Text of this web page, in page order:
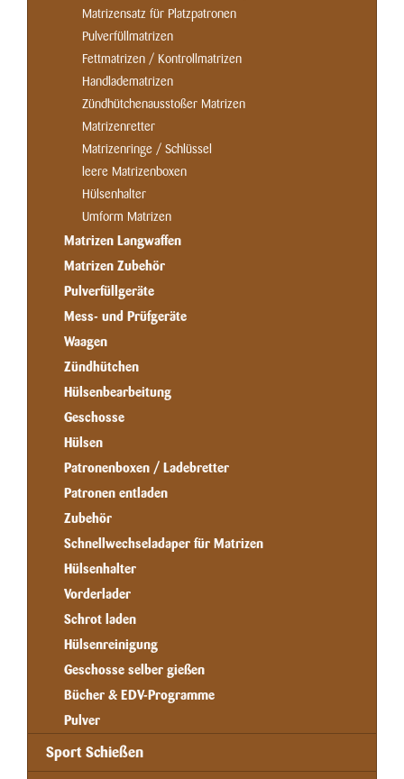
Matrizensatz für Platzpatronen
Pulverfüllmatrizen
Fettmatrizen / Kontrollmatrizen
Handladematrizen
Zündhütchenausstoßer Matrizen
Matrizenretter
Matrizenringe / Schlüssel
leere Matrizenboxen
Hülsenhalter
Umform Matrizen
Matrizen Langwaffen
Matrizen Zubehör
Pulverfüllgeräte
Mess- und Prüfgeräte
Waagen
Zündhütchen
Hülsenbearbeitung
Geschosse
Hülsen
Patronenboxen / Ladebretter
Patronen entladen
Zubehör
Schnellwechseladaper für Matrizen
Hülsenhalter
Vorderlader
Schrot laden
Hülsenreinigung
Geschosse selber gießen
Bücher & EDV-Programme
Pulver
Sport Schießen